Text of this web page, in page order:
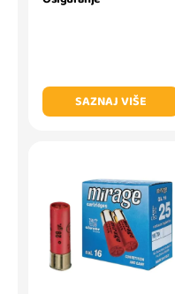
SAZNAJ VIŠE